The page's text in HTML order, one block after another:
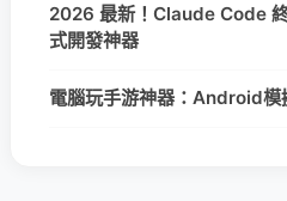
2026 最新！Claude Code
式開發神器
電腦玩手游神器：Android